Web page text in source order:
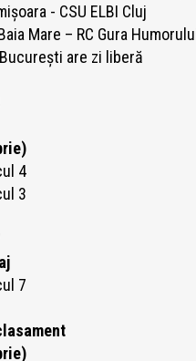
- CSU ELBI Cluj
Mare – RC Gura
are zi liberă
4
3
7